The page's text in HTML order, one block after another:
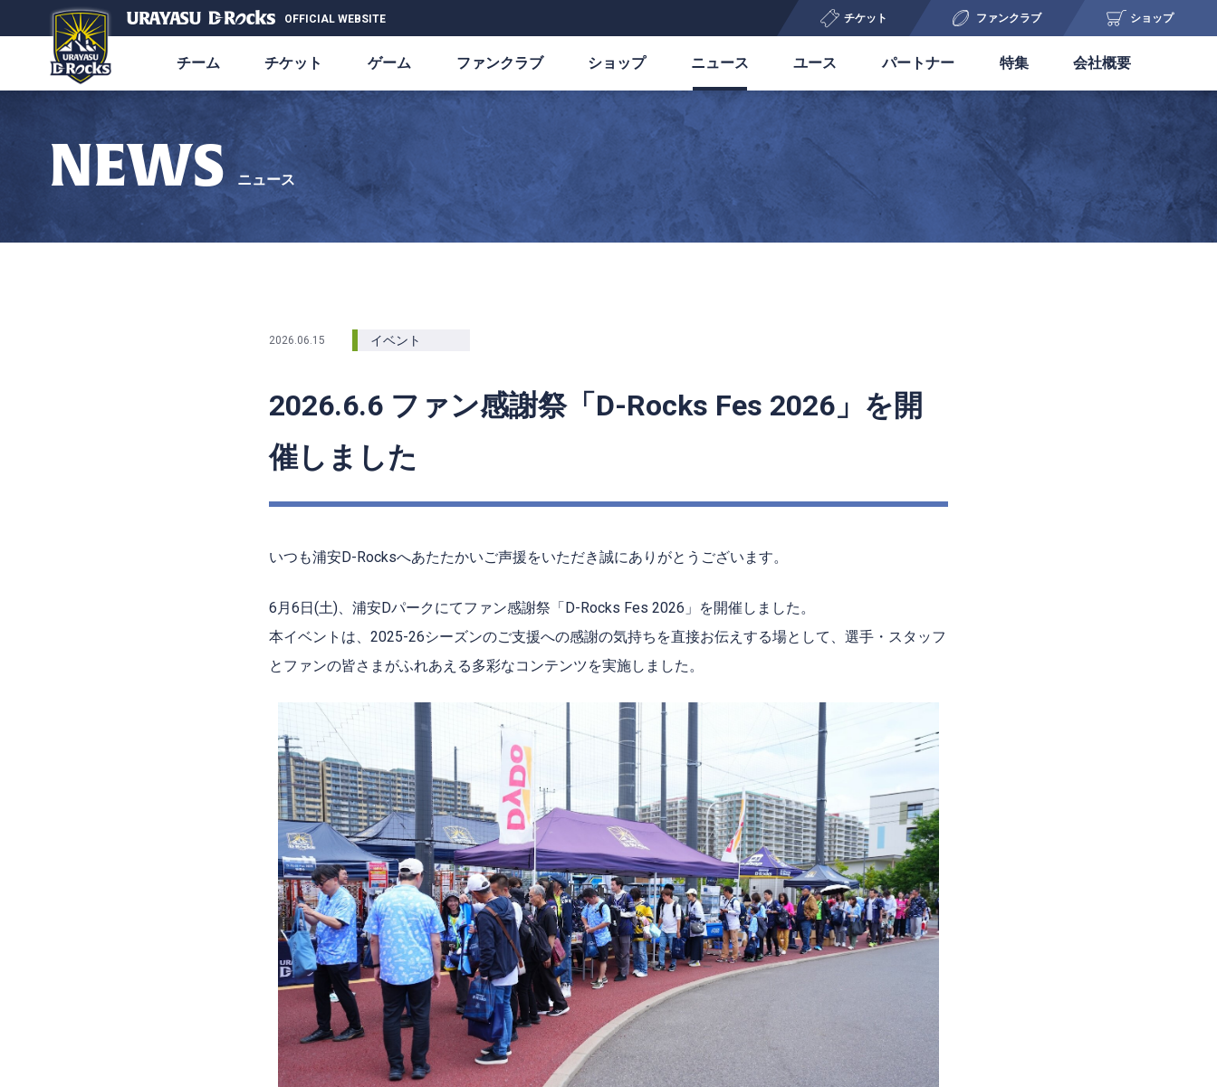
OFFICIAL WEBSITE チケット ファンクラブ ショップ
チーム チケット ゲーム ファンクラブ ショップ ニュース ユース パートナー 特集 会社概要
NEWS ニュース
2026.06.15 イベント
2026.6.6 ファン感謝祭「D-Rocks Fes 2026」を開
催しました
いつも浦安D-Rocksへあたたかいご声援をいただき誠にありがとうございます。
6月6日(土)、浦安Dパークにてファン感謝祭「D-Rocks Fes 2026 」を開催しました。
本イベントは、 2025-26シーズンのご支援への感謝の気持ちを直接お伝えする場として、選手・スタッフ
とファンの皆さまがふれあえる多彩なコンテンツを実施しました。